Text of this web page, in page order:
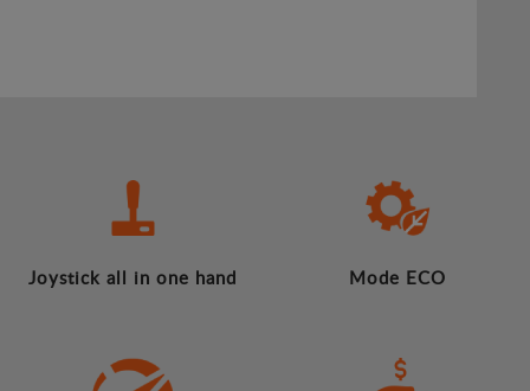
Joystick all in one hand Mode ECO